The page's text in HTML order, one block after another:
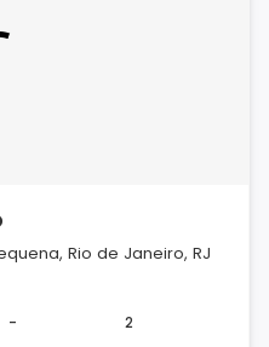
Rio de Janeiro, RJ
- 2